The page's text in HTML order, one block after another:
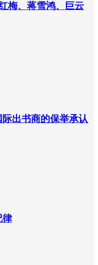
梅、蒋雪鸿、巨云
出书商的保举承认
律